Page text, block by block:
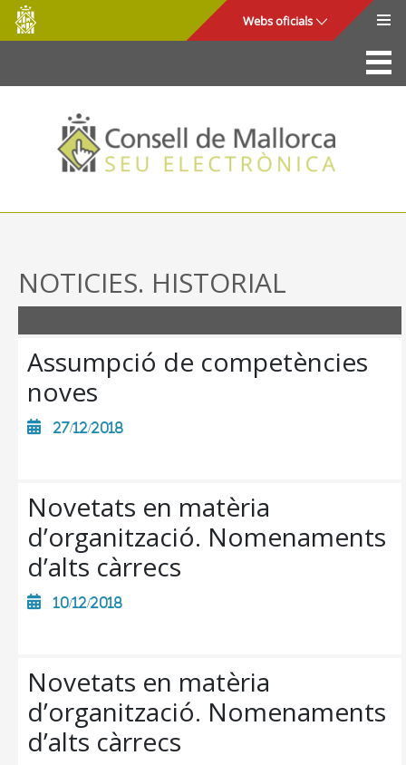
Salta al contingut principal
CONSELL DE MALLORCA
SEU ELECTRÒNICA
Consell
de
Mallorca
Webs oficials
La Seu
Consell de Mallorca
Accés i seguretat
Utilitats
Mapa web
NOTICIES. HISTORIAL
Assumpció de competències
noves
27/12/2018
Novetats en matèria
d’organització. Nomenaments
d’alts càrrecs
10/12/2018
Novetats en matèria
d’organització. Nomenaments
d’alts càrrecs